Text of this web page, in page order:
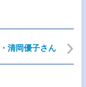
清岡優子さん